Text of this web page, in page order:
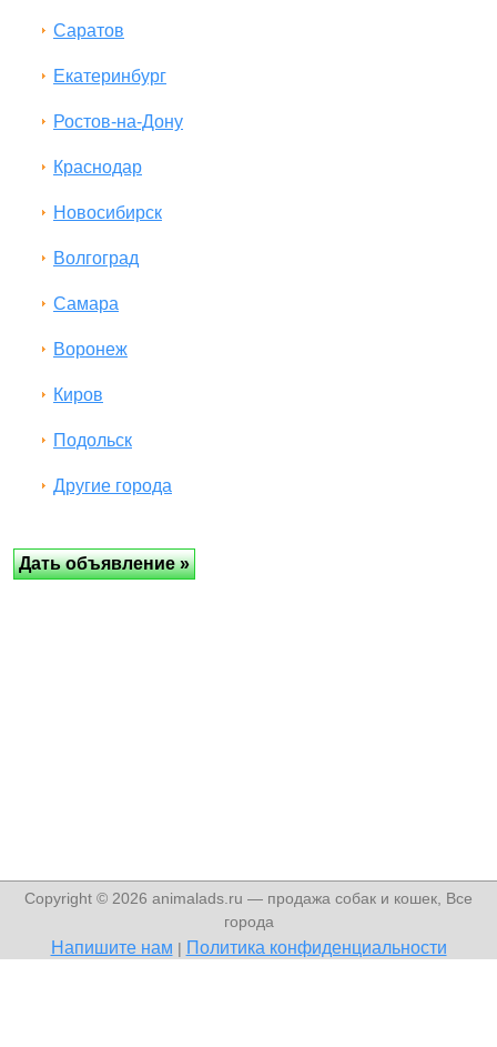
Саратов
Екатеринбург
Ростов-на-Дону
Краснодар
Новосибирск
Волгоград
Самара
Воронеж
Киров
Подольск
Другие города
Copyright © 2026 animalads.ru — продажа собак и кошек, Все
города
Напишите нам Политика конфиденциальности